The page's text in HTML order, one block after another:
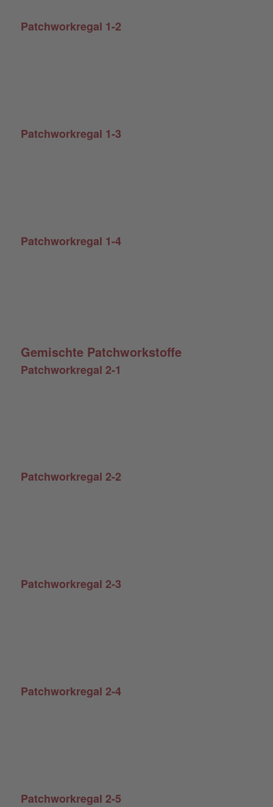
Patchworkregal 1-2
Patchworkregal 1-3
Patchworkregal 1-4
Gemischte Patchworkstoffe
Patchworkregal 2-1
Patchworkregal 2-2
Patchworkregal 2-3
Patchworkregal 2-4
Patchworkregal 2-5